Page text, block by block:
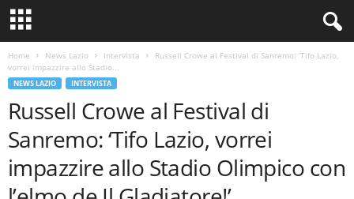
Home News Lazio Intervista
Russell Crowe al Festival di Sanremo: ‘Tifo Lazio,
vorrei impazzire allo Stadio...
NEWS LAZIO INTERVISTA
Russell Crowe al Festival di
Sanremo: ‘Tifo Lazio, vorrei
impazzire allo Stadio Olimpico con